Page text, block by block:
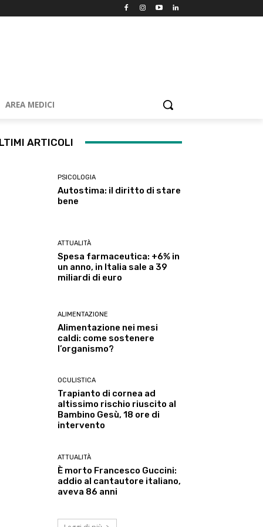
AREA MEDICI
ARTICOLI
PSICOLOGIA
Autostima: il diritto di stare
bene
ATTUALITÀ
Spesa farmaceutica: +6% in
un anno, in Italia sale a 39
miliardi di euro
ALIMENTAZIONE
Alimentazione nei mesi
caldi: come sostenere
l’organismo?
OCULISTICA
Trapianto di cornea ad
altissimo rischio riuscito al
Bambino Gesù, 18 ore di
intervento
ATTUALITÀ
È morto Francesco Guccini:
addio al cantautore italiano,
aveva 86 anni